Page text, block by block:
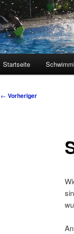
Startseite
Beitragsnavigation
← Vorheriger